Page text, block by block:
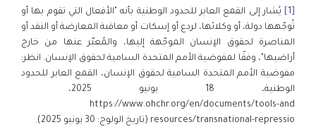
[1]
يُشار إلى القمع العابر للحدود الوطنية بأنه "الأفعال التي تقوم بها أو
تُوجّهها دولة، أو وكلائها، لردع أو إسكات أو معاقبة المعارضة أو النقد أو
المناصرة لحقوق الإنسان الموجّهة إليها، والمُعبّر عنها من خارج
أراضيها"، وفقًا لمفوضية الأمم المتحدة السامية لحقوق الإنسان. انظر:
مفوضية الأمم المتحدة السامية لحقوق الإنسان، القمع العابر للحدود
الوطنية، 18 يونيو 2025،
https://www.ohchr.org/en/documents/tools-and
resources/transnational-repressio (تاريخ الولوج: 30 يونيو 2025).